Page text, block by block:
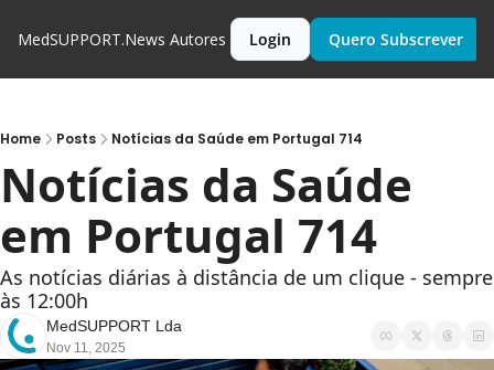
MedSUPPORT.News Autores Login Quero Subscrever
Home Posts Notícias da Saúde em Portugal 714
Notícias da Saúde
em Portugal 714
As notícias diárias à distância de um clique - sempre
às 12:00h
MedSUPPORT Lda
Nov 11, 2025